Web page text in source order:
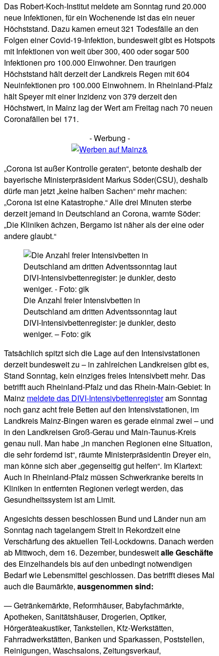
Das Robert-Koch-Institut meldete am Sonntag rund 20.000
neue Infektionen, für ein Wochenende ist das ein neuer
Höchststand. Dazu kamen erneut 321 Todesfälle an den
Folgen einer Covid-19-Infektion, bundesweit gibt es Hotspots
mit Infektionen von weit über 300, 400 oder sogar 500
Infektionen pro 100.000 Einwohner. Den traurigen
Höchststand hält derzeit der Landkreis Regen mit 604
Neuinfektionen pro 100.000 Einwohnern. In Rheinland-Pfalz
hält Speyer mit einer Inzidenz von 379 derzeit den
Höchstwert, in Mainz lag der Wert am Freitag nach 70 neuen
Coronafällen bei 171.
- Werbung -
„Corona ist außer Kontrolle geraten“, betonte deshalb der
bayerische Ministerpräsident Markus Söder(CSU), deshalb
dürfe man jetzt „keine halben Sachen“ mehr machen:
„Corona ist eine Katastrophe.“ Alle drei Minuten sterbe
derzeit jemand in Deutschland an Corona, warnte Söder:
„Die Kliniken ächzen, Bergamo ist näher als der eine oder
andere glaubt.“
Die Anzahl freier Intensivbetten in
Deutschland am dritten Adventssonntag laut
DIVI-Intensivbettenregister: je dunkler, desto
weniger. – Foto: gik
Tatsächlich spitzt sich die Lage auf den Intensivstationen
derzeit bundesweit zu – in zahlreichen Landkreisen gibt es,
Stand Sonntag, kein einziges freies Intensivbett mehr. Das
betrifft auch Rheinland-Pfalz und das Rhein-Main-Gebiet: In
Mainz meldete das DIVI-Intensivbettenregisteram Sonntag
noch ganz acht freie Betten auf den Intensivstationen, im
Landkreis Mainz-Bingen waren es gerade einmal zwei – und
in den Landkreisen Groß-Gerau und Main-Taunus-Kreis
genau null. Man habe „in manchen Regionen eine Situation,
die sehr fordernd ist“, räumte Ministerpräsidentin Dreyer ein,
man könne sich aber „gegenseitig gut helfen“. Im Klartext:
Auch in Rheinland-Pfalz müssen Schwerkranke bereits in
Kliniken in entfernten Regionen verlegt werden, das
Gesundheitssystem ist am Limit.
Angesichts dessen beschlossen Bund und Länder nun am
Sonntag nach tagelangem Streit in Rekordzeit eine
Verschärfung des aktuellen Teil-Lockdowns. Danach werden
ab Mittwoch, dem 16. Dezember, bundesweitalle Geschäfte
des Einzelhandels bis auf den unbedingt notwendigen
Bedarf wie Lebensmittel geschlossen. Das betrifft dieses Mal
auch die Baumärkte, ausgenommen sind:
— Getränkemärkte, Reformhäuser, Babyfachmärkte,
Apotheken, Sanitätshäuser, Drogerien, Optiker,
Hörgeräteakustiker, Tankstellen, Kfz-Werkstätten,
Fahrradwerkstätten, Banken und Sparkassen, Poststellen,
Reinigungen, Waschsalons, Zeitungsverkauf,